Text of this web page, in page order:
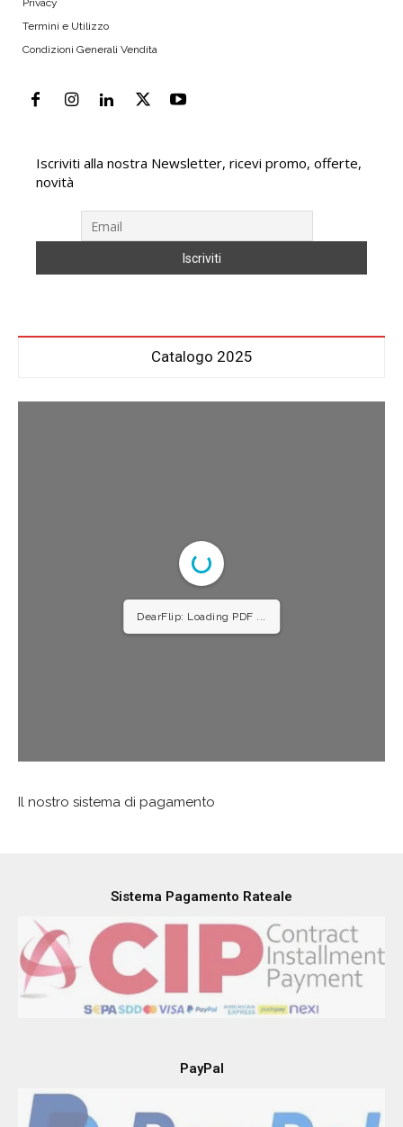
Privacy
Termini e Utilizzo
Condizioni Generali Vendita
Iscriviti alla nostra Newsletter, ricevi promo, offerte,
novità
Catalogo 2025
DearFlip: Loading PDF ...
Il nostro sistema di pagamento
Sistema Pagamento Rateale
PayPal